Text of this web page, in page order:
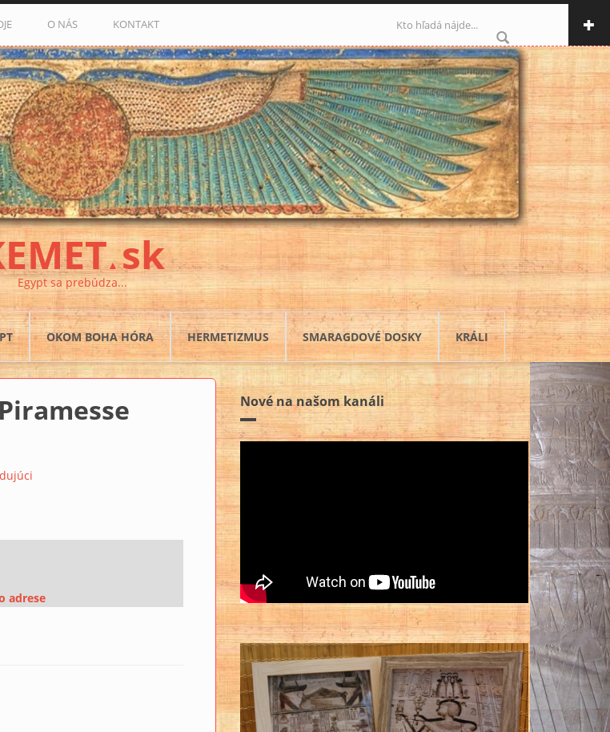
O NÁS KONTAKT Vyhľadávanie
▲sk
Egypt sa prebúdza...
OKOM BOHA HÓRA HERMETIZMUS SMARAGDOVÉ DOSKY KRÁLI
adrese
Nové na našom kanáli